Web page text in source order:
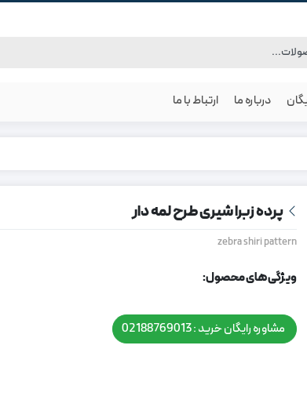
درباره ما ارتباط با ما
پرده زبرا شیری طرح لمه دار
zebra shiri pattern
ویژگی های محصول:
مشاوره رایگان خرید : 02188769013